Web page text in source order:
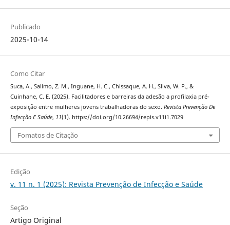
Publicado
2025-10-14
Como Citar
Suca, A., Salimo, Z. M., Inguane, H. C., Chissaque, A. H., Silva, W. P., &
Cuinhane, C. E. (2025). Facilitadores e barreiras da adesão a profilaxia pré-
exposição entre mulheres jovens trabalhadoras do sexo. Revista Prevenção De
Infecção E Saúde, 11(1). https://doi.org/10.26694/repis.v11i1.7029
Fomatos de Citação
Edição
v. 11 n. 1 (2025): Revista Prevenção de Infecção e Saúde
Seção
Artigo Original